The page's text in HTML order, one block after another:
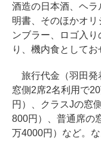
酒造の日本酒、ヘ
明書、そのほかオ
ンブラー、ロゴ入
り、機内食としてお
旅行代金（羽田発
窓側2席2名利用で
円）、クラスJの窓
800円）、普通席の
万4000円）など。